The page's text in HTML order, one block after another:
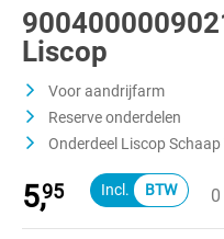
Liscop
Voor aandrijfarm
Reserve onderdelen
Onderdeel Liscop Schaap
5,95